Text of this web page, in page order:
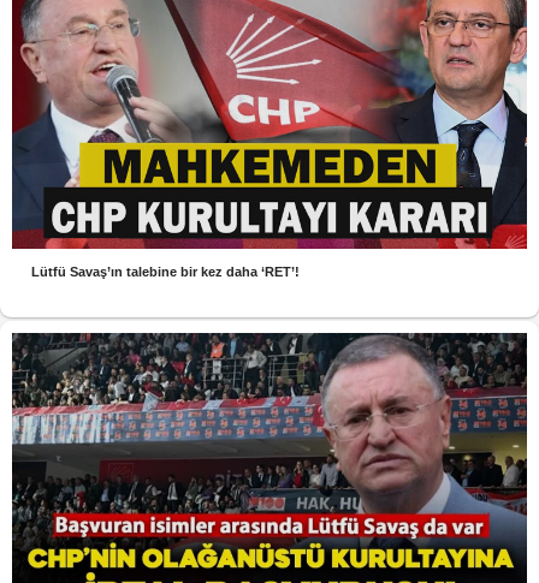
Lütfü Savaş’ın talebine bir kez daha ‘RET’!